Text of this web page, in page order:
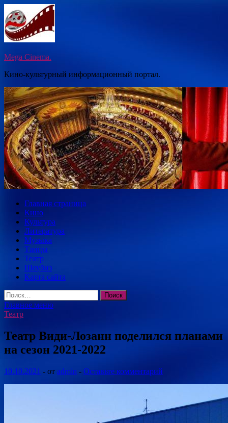
Перейти
к
содержимому
Mega Cinema.
Кино-культурный информационный портал.
Главная страница
Кино
Культура
Литература
Музыка
Танцы
Театр
Шоубиз
Карта сайта
Найти:
Главное меню
Театр
Театр Види-Лозанн поделился планами
на сезон 2021-2022
10.10.2021 - от admin - Оставьте комментарий